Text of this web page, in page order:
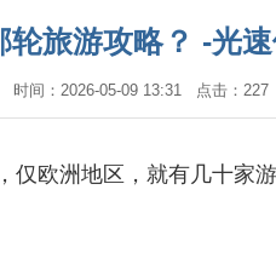
轮旅游攻略？ -光
时间：2026-05-09 13:31 点击：
仅欧洲地区，就有几十家